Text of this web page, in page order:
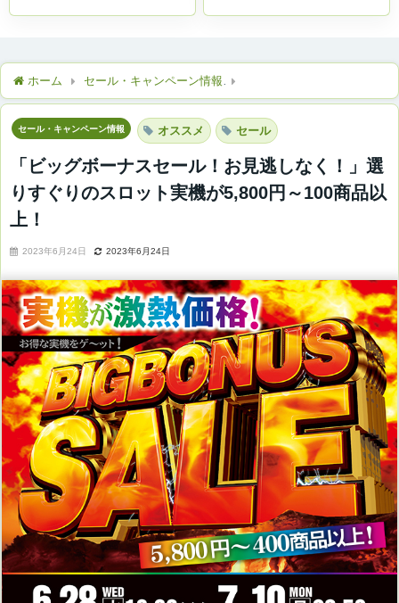
ホーム セール・キャンペーン情報
セール・キャンペーン情報 オススメ セール
「ビッグボーナスセール！お見逃しなく！」選
りすぐりのスロット実機が5,800円～100商品以
上！
2023年6月24日 2023年6月24日